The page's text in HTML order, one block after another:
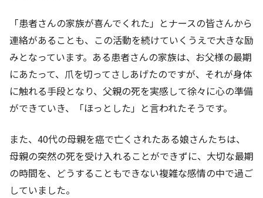
「患者さんの家族が喜んでくれた」とナースの皆さんから
連絡があることも、この活動を続けていくうえで大きな励
みとなっています。ある患者さんの家族は、お父様の最期
にあたって、爪を切ってさしあげたのですが、それが身体
に触れる手段となり、父親の死を実感して徐々に心の準備
ができていき、「ほっとした」と言われたそうです。
また、40代の母親を癌で亡くされたある娘さんたちは、
母親の突然の死を受け入れることができずに、大切な最期
の時間を、どうすることもできない複雑な感情の中で過ご
していました。